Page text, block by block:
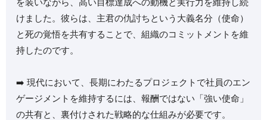
を装いながら、高い目標達成への動機と実行力を維持し続
けました。彼らは、主君の仇討ちという大義名分（使命）
と死の覚悟を共有することで、組織のコミットメントを維
持したのです。
➡️ 現代において、長期にわたるプロジェクトで社員のエン
ゲージメントを維持するには、報酬ではない「強い使命」
の共有と、裏付けされた戦略的な仕組みが必要です。